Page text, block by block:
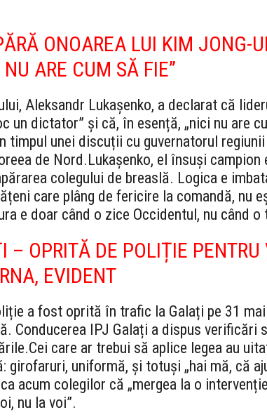
ONOAREA LUI KIM JONG-
ARE CUM SĂ FIE”
Aleksandr Lukașenko, a declarat că
un dictator” și că, în esență, „nici nu are
timpul unei discuții cu guvernatorul
de Nord.Lukașenko, el însuși campion
colegului de breaslă. Logica e
care plâng de fericire la comandă, nu
e doar când o zice Occidentul, nu când
– OPRITĂ DE POLIȚIE PENTRU
EVIDENT
a fost oprită în trafic la Galați pe 31
Conducerea IPJ Galați a dispus verificări
Cei care ar trebui să aplice legea au
girofaruri, uniformă, și totuși „hai mă, că
acum colegilor că „mergea la o
nu la voi”.